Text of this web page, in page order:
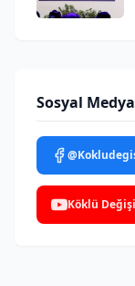
Sosyal Medya